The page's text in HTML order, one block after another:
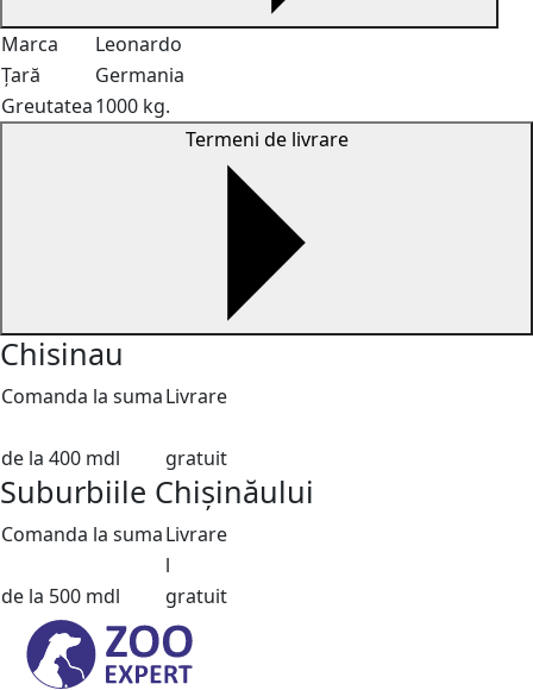
Marca
Leonardo
Țară
Germania
Greutatea1000 kg.
Termeni de livrare
Chisinau
Comanda la sumaLivrare
de la 400 mdl gratuit
Suburbiile Chișinăului
Comanda la sumaLivrare
l
de la 500 mdl
gratuit